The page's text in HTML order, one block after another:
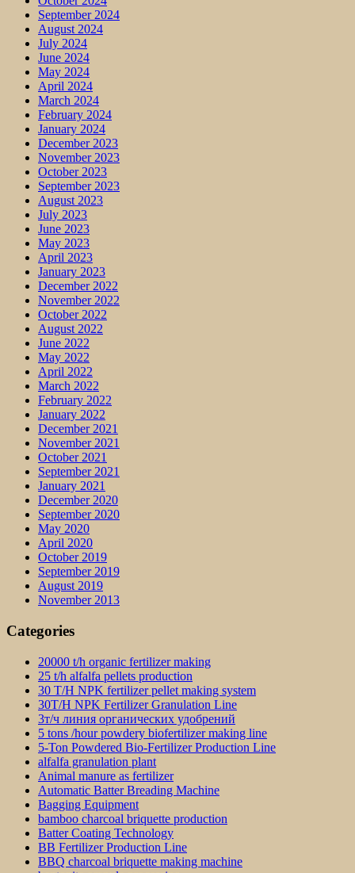
September 2024
August 2024
July 2024
June 2024
May 2024
April 2024
March 2024
February 2024
January 2024
December 2023
November 2023
October 2023
September 2023
August 2023
July 2023
June 2023
May 2023
April 2023
January 2023
December 2022
November 2022
October 2022
August 2022
June 2022
May 2022
April 2022
March 2022
February 2022
January 2022
December 2021
November 2021
October 2021
September 2021
January 2021
December 2020
September 2020
May 2020
April 2020
October 2019
September 2019
August 2019
November 2013
Categories
20000 t/h organic fertilizer making
25 t/h alfalfa pellets production
30 T/H NPK fertilizer pellet making system
30T/H NPK Fertilizer Granulation Line
3т/ч линия органических удобрений
5 tons /hour powdery biofertilizer making line
5-Ton Powdered Bio-Fertilizer Production Line
alfalfa granulation plant
Animal manure as fertilizer
Automatic Batter Breading Machine
Bagging Equipment
bamboo charcoal briquette production
Batter Coating Technology
BB Fertilizer Production Line
BBQ charcoal briquette making machine